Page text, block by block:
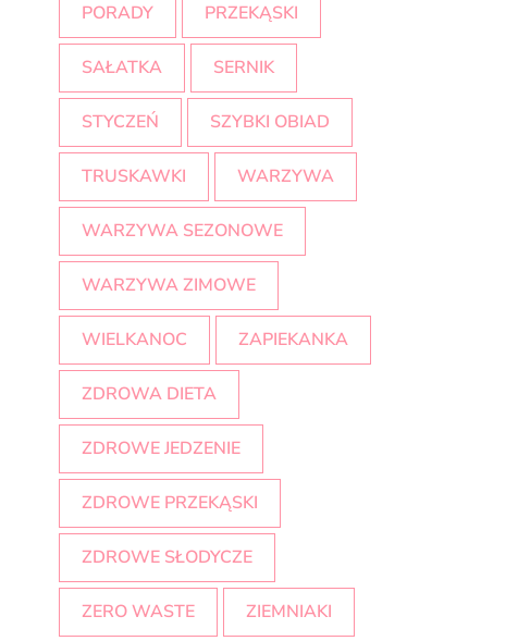
PORADY PRZEKĄSKI
SAŁATKA SERNIK
STYCZEŃ SZYBKI OBIAD
TRUSKAWKI WARZYWA
WARZYWA SEZONOWE
WARZYWA ZIMOWE
WIELKANOC ZAPIEKANKA
ZDROWA DIETA
ZDROWE JEDZENIE
ZDROWE PRZEKĄSKI
ZDROWE SŁODYCZE
ZERO WASTE ZIEMNIAKI